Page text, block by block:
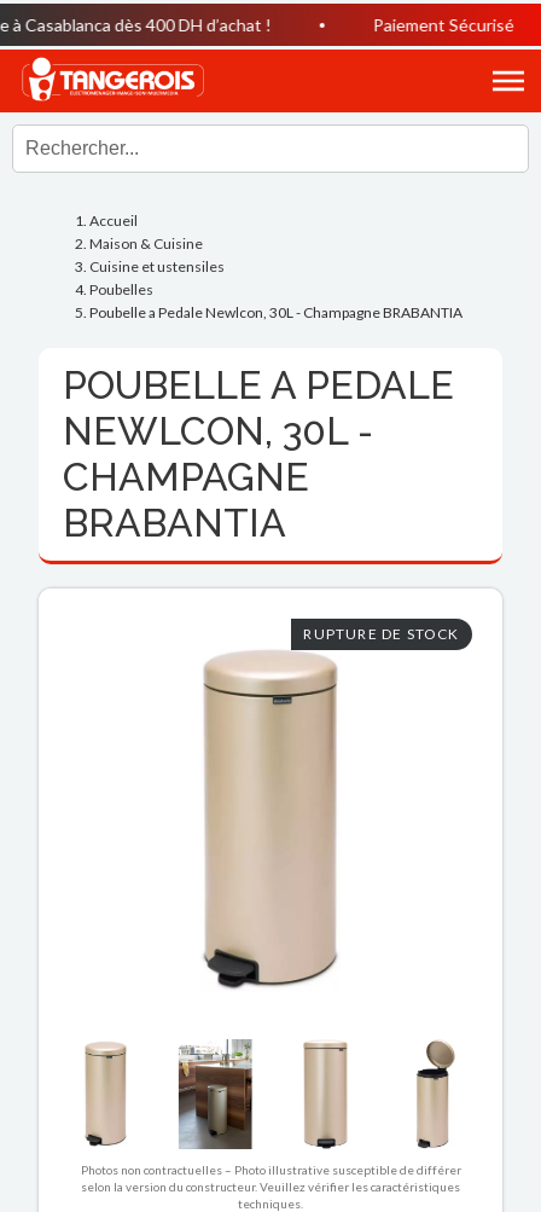
dès 400 DH d’achat ! Paiement Sécurisé
Accueil
Maison & Cuisine
Cuisine et ustensiles
Poubelles
Poubelle a Pedale Newlcon, 30L - Champagne BRABANTIA
POUBELLE A PEDALE
NEWLCON, 30L -
CHAMPAGNE
BRABANTIA
RUPTURE DE STOCK
Photos non contractuelles – Photo illustrative susceptible de différer
selon la version du constructeur. Veuillez vérifier les caractéristiques
techniques.